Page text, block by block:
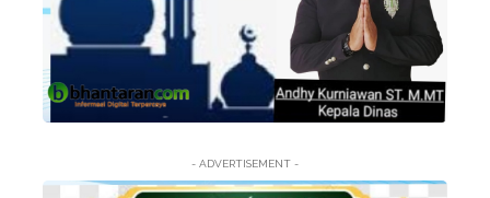
- ADVERTISEMENT -